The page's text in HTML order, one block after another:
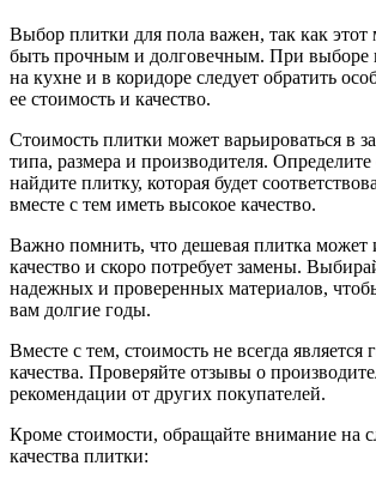
Выбор плитки для пола важен, так как этот
быть прочным и долговечным. При выборе
на кухне и в коридоре следует обратить
ее стоимость и качество.
Стоимость плитки может варьироваться в
типа, размера и производителя.
найдите плитку, которая будет
вместе с тем иметь высокое качество.
Важно помнить, что дешевая плитка может
качество и скоро потребует замены.
надежных и проверенных материалов,
вам долгие годы.
Вместе с тем, стоимость не всегда является
качества. Проверяйте отзывы о
рекомендации от других покупателей.
Кроме стоимости, обращайте внимание на
качества плитки: